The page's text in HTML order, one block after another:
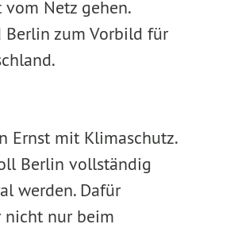
Netz gehen.
zum Vorbild für
Ernst mit Klimaschutz.
Berlin vollständig
werden. Dafür
nicht nur beim